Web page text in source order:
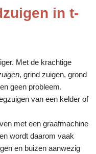
in t-
Met de krachtige
, grind zuigen, grond
geen probleem.
van een kelder of
met een graafmachine
wordt daarom vaak
en buizen aanwezig